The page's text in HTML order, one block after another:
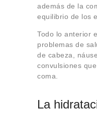
además de la
equilibrio de los
Todo lo anterior
problemas de
de cabeza,
convulsiones
coma.
La